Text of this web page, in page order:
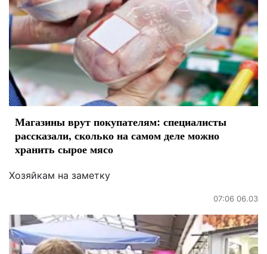
Магазины врут покупателям: специалисты
рассказали, сколько на самом деле можно
хранить сырое мясо
Хозяйкам на заметку
07:06 06.03